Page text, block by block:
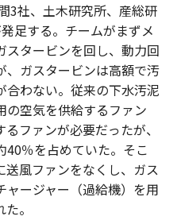
3社、土木研究所、産総研
足する。チームがまずメ
スタービンを回し、動力回
、ガスタービンは高額で汚
わない。従来の下水汚泥
の空気を供給するファン
ファンが必要だったが、
40％を占めていた。そこ
風ファンをなくし、ガス
ージャー（過給機）を用
。